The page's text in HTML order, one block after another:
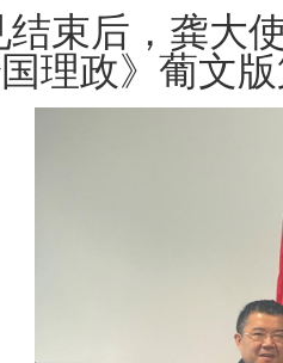
结束后，龚大
理政》葡文